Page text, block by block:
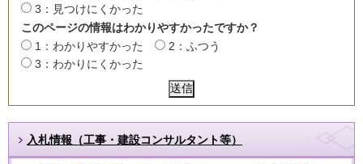
3：見つけにくかった
このページの情報はわかりやすかったですか？
1：わかりやすかった
2：ふつう
3：わかりにくかった
入札情報（工事・建設コンサルタント等）